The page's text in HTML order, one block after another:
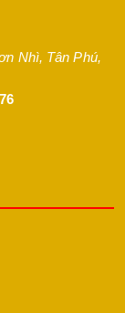
Nhì, Tân Phú,